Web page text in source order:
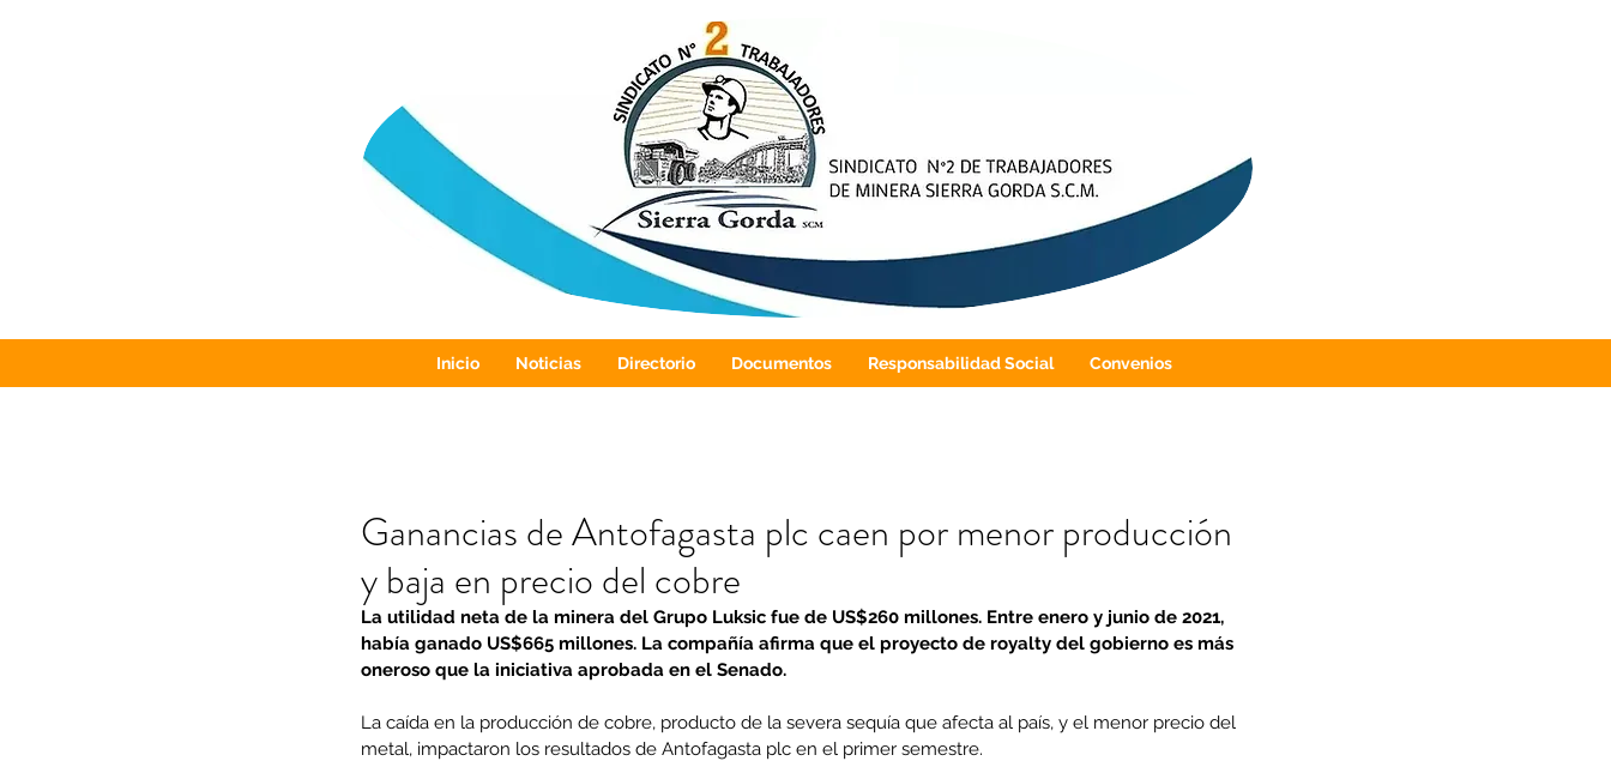
Inicio Noticias Directorio Documentos Responsabilidad Social Convenios
Ganancias de Antofagasta plc caen por menor producción
y baja en precio del cobre
La utilidad neta de la minera del Grupo Luksic fue de US$260 millones. Entre enero y junio de 2021,
había ganado US$665 millones. La compañía afirma que el proyecto de royalty del gobierno es más
oneroso que la iniciativa aprobada en el Senado.
La caída en la producción de cobre, producto de la severa sequía que afecta al país, y el menor precio del
metal, impactaron los resultados de Antofagasta plc en el primer semestre.